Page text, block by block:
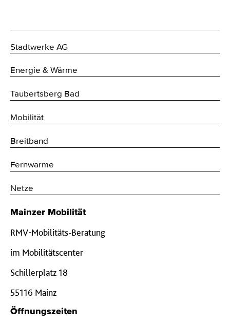
Stadtwerke AG
Energie & Wärme
Taubertsberg Bad
Mobilität
Breitband
Fernwärme
Netze
Mainzer Mobilität
RMV-Mobilitäts-Beratung
im Mobilitätscenter
Schillerplatz 18
55116 Mainz
Öffnungszeiten